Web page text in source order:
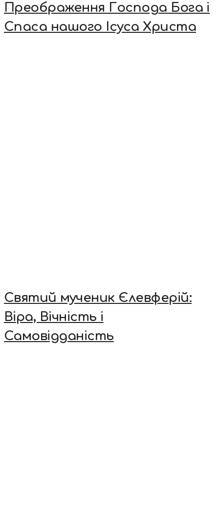
Преображення Господа Бога і
Спаса нашого Ісуса Христа
Святий мученик Єлевферій:
Віра, Вічність і
Самовідданість